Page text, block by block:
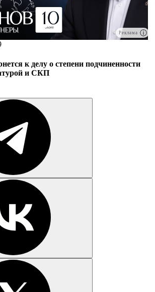
Реклама
к делу о степени подчиненности
и СКП